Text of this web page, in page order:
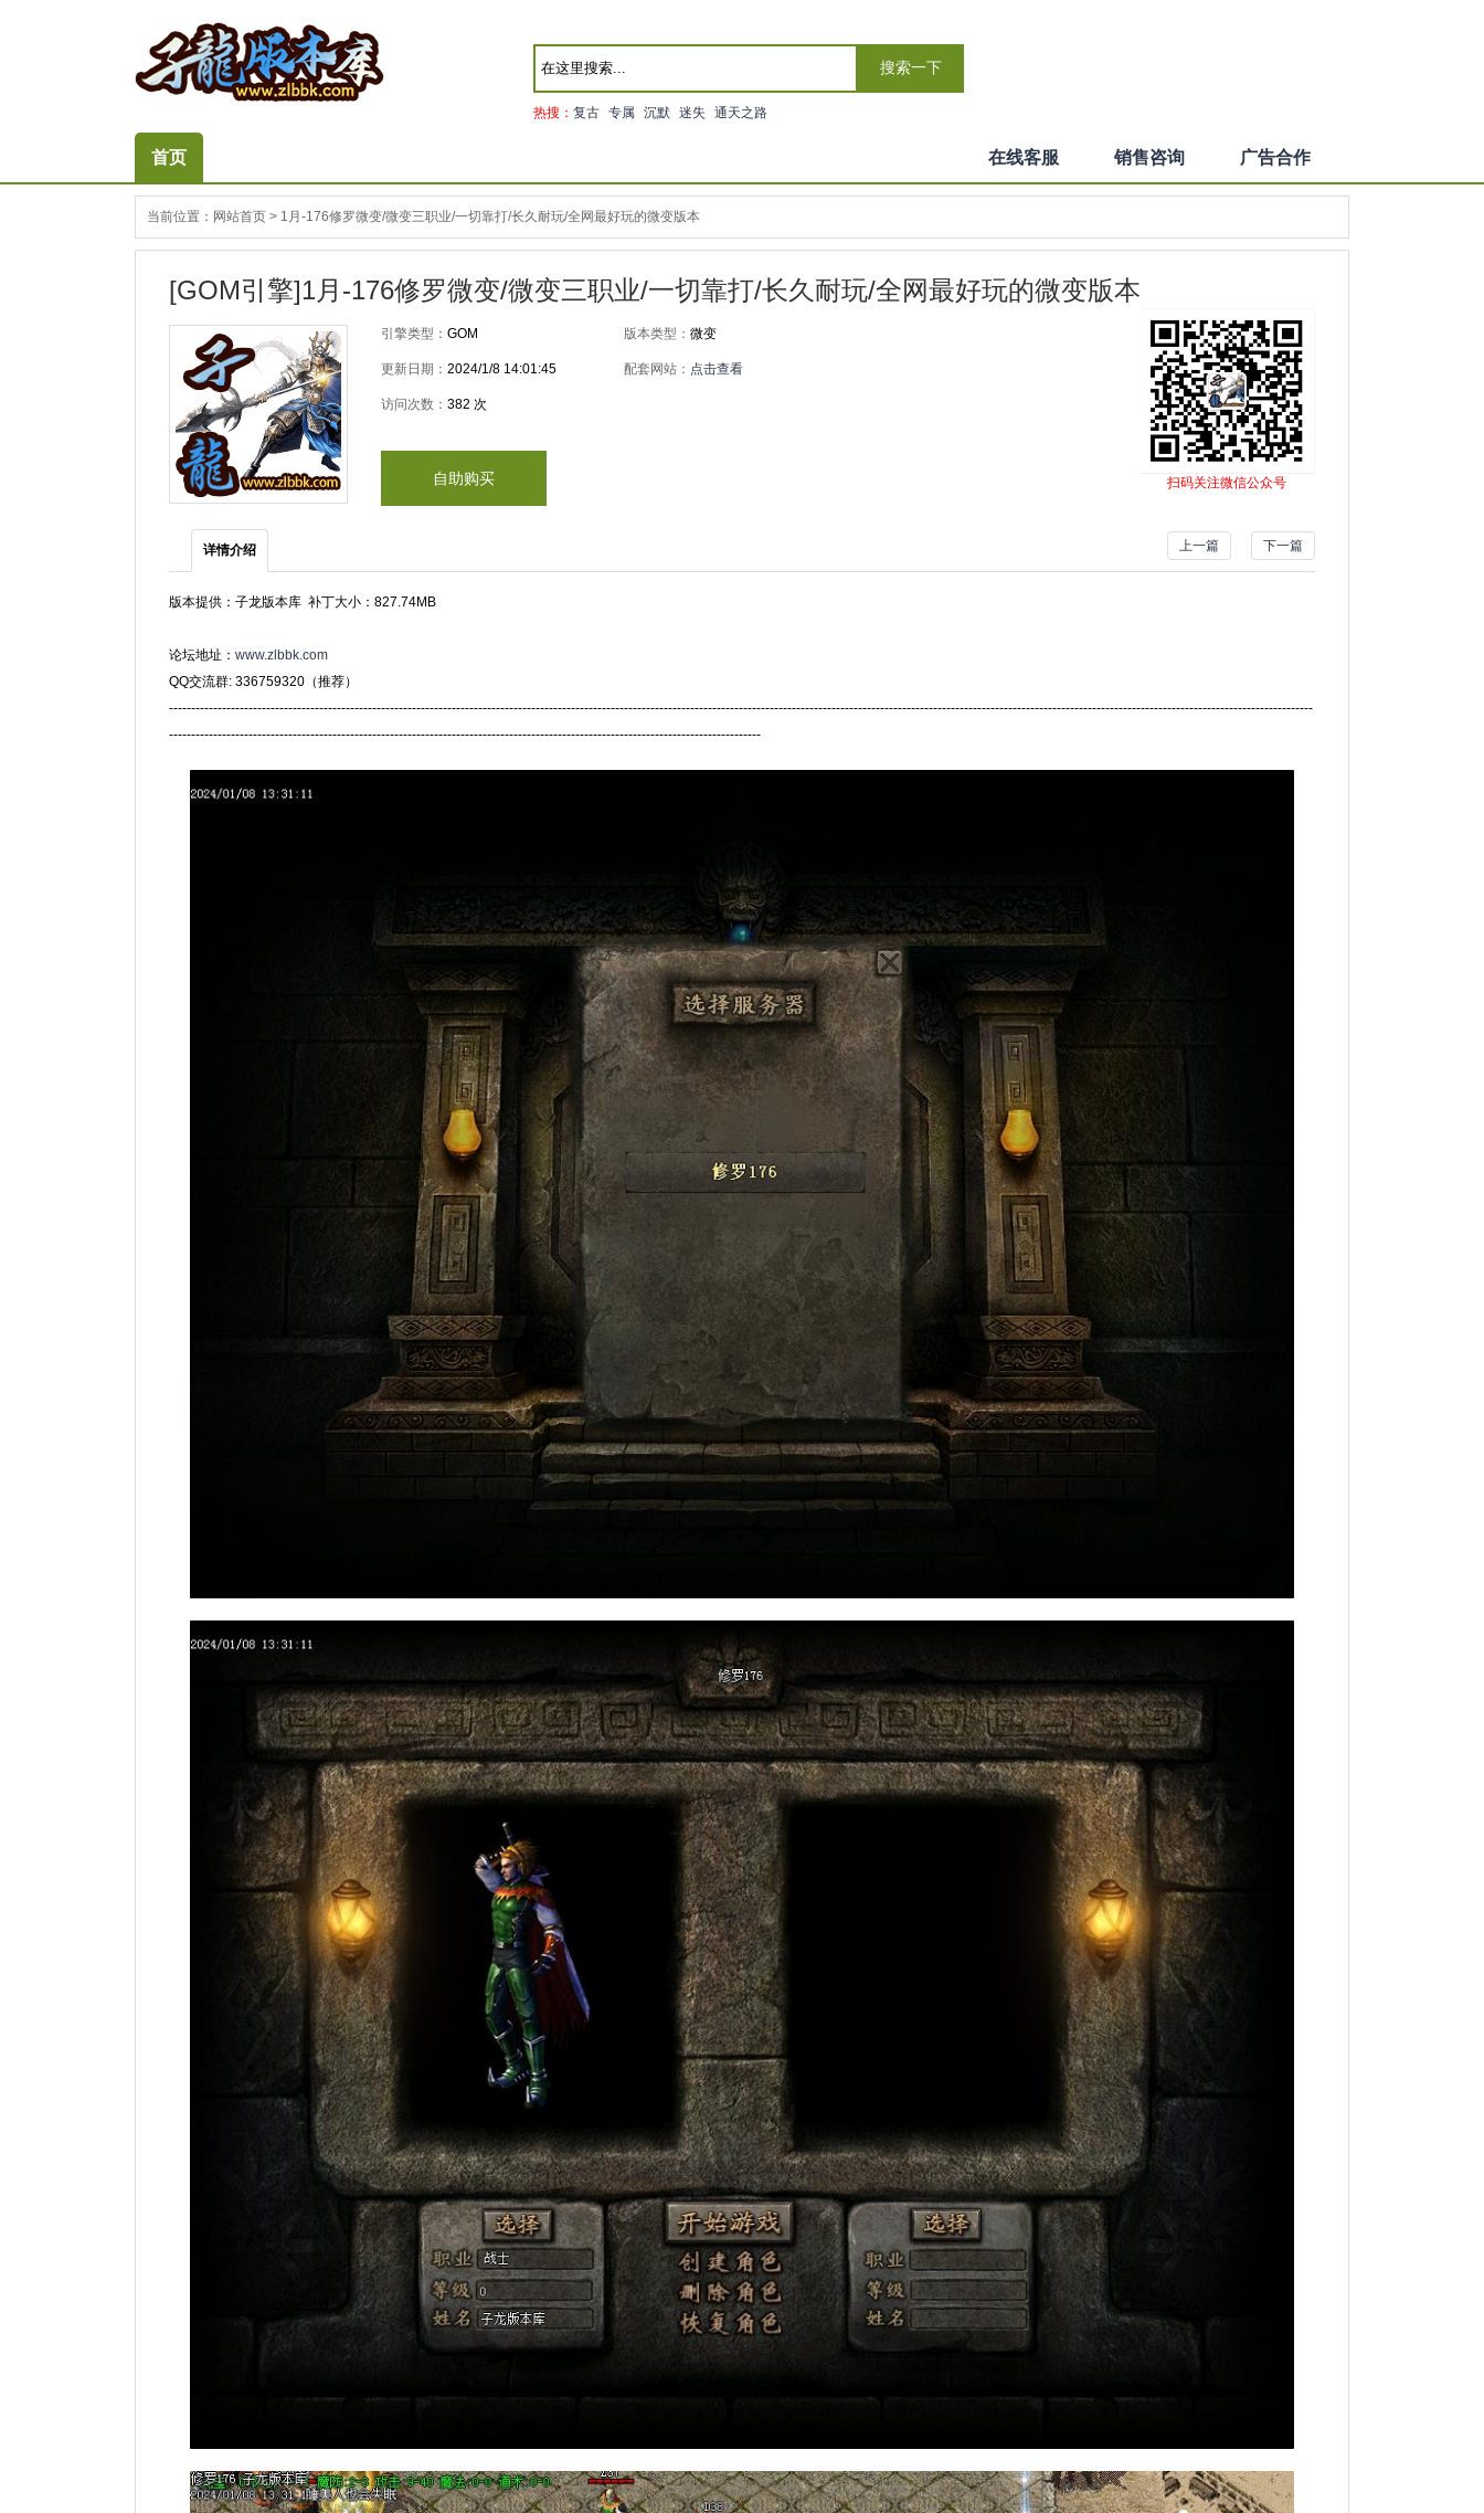
搜索一下
热搜： 复古 专属 沉默 迷失 通天之路
首页 在线客服 销售咨询 广告合作
当前位置： 网站首页 > 1月-176修罗微变/微变三职业/一切靠打/长久耐玩/全网最好玩的微变版本
[GOM引擎]1月-176修罗微变/微变三职业/一切靠打/长久耐玩/全网最好玩的微变版本
引擎类型： GOM 版本类型： 微变
更新日期： 2024/1/8 14:01:45 配套网站： 点击查看
访问次数： 382 次
扫码关注微信公众号
自助购买
详情介绍 上一篇 下一篇
版本提供：子龙版本库 补丁大小：827.74MB
论坛地址： www.zlbbk.com
QQ交流群: 336759320（推荐）
-------------------------------------------------------------------------------------------------------------------------------------------------------------------------------------------------------------------------------------------------------------------
--------------------------------------------------------------------------------------------------------------------------------------